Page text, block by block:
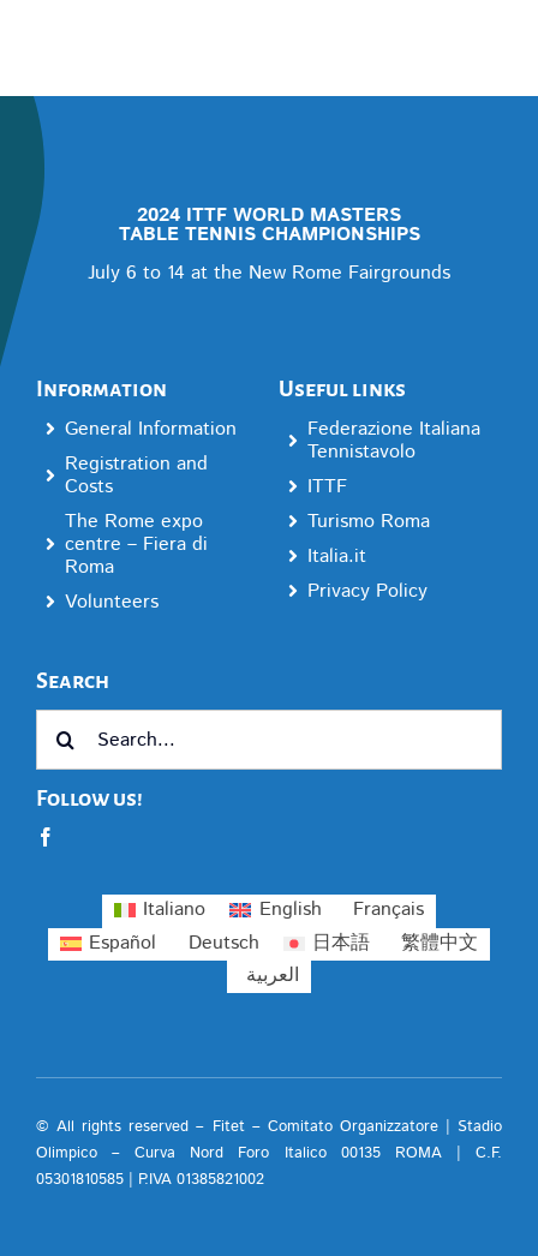
2024 ITTF WORLD MASTERS
TABLE TENNIS CHAMPIONSHIPS
July 6 to 14 at the New Rome Fairgrounds
Information
General Information
Registration and
Costs
The Rome expo
centre – Fiera di
Roma
Volunteers
Useful links
Federazione Italiana
Tennistavolo
ITTF
Turismo Roma
Italia.it
Privacy Policy
Search
for:
Follow us!
Italiano English
Français
Español
Deutsch 日本語
繁體中文
العربية
© All rights reserved – Fitet – Comitato Organizzatore | Stadio
Olimpico – Curva Nord Foro Italico 00135 ROMA | C.F.
05301810585 | P.IVA 01385821002